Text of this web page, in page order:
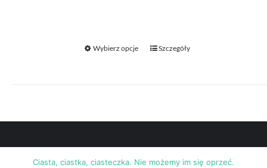
Wybierz opcje
TenSzczegóły
Ciasta, ciastka, ciasteczka. Nie możemy im się oprzeć.